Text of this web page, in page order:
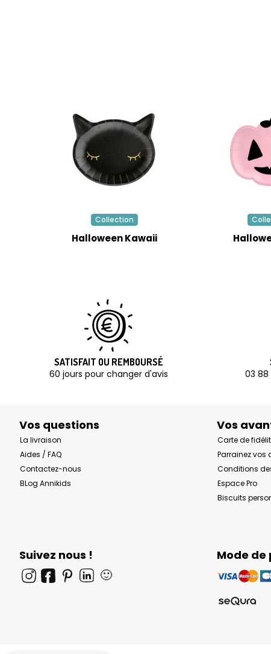
Collection
Halloween Kawaii
SATISFAIT OU REMBOURSÉ
60 jours pour changer d'avis
03
Vos questions
La livraison
Aides / FAQ
Contactez-nous
BLog Annikids
Vos
Carte de
Parrainez vos
Conditions
Espace Pro
Biscuits
Suivez nous !
🙂
Mode